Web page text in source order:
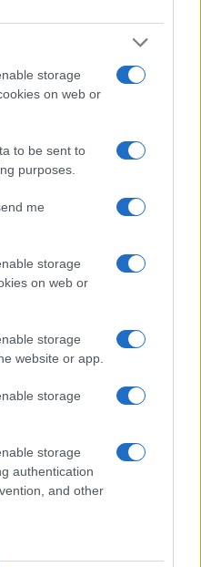
storage
on web or
to be sent to
purposes.
me
storage
on web or
storage
website or app.
storage
storage
authentication
and other
και κράτηση ΕΑΣ).
χηρείας 720 ευρώ,
στα 800 ευρώ), μετά
να λαμβάνει τη μισή
του σύνταξη ολόκληρη. Η
και τα 800 ευρώ
ζητηθεί να επιστρέψει
τα προηγούμενα έτη,
τον επιπλέον φόρο που
επιστραφεί και η
που κατέβαλε για τη
η κράτηση ΕΑΣ 3% που
μαζί με τη σύνταξη
των 1.400 ευρώ, πάνω από
θα έχει ένα
που θα του ζητηθούν να
σύνταξη χηρείας.
του Ε.Τ στις αδικίες που
χηρείας από άλλο